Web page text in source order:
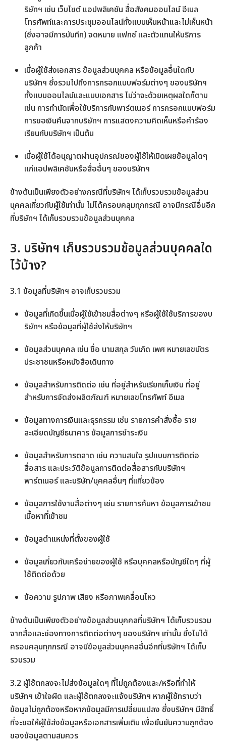
ริษัทฯ เช่น เว็บไซต์ แอปพลิเคชัน สื่อสังคมออนไลน์ อีเมล
โทรศัพท์และการประชุมออนไลน์ทั้งแบบเห็นหน้าและไม่เห็นหน้า
(ซึ่งอาจมีการบันทึก) จดหมาย แฟกซ์ และตัวแทนให้บริการ
ลูกค้า
เมื่อผู้ใช้ส่งเอกสาร ข้อมูลส่วนบุคคล หรือข้อมูลอื่นใดกับ
บริษัทฯ ซึ่งรวมไปถึงการกรอกแบบฟอร์มต่างๆ ของบริษัทฯ
ทั้งแบบออนไลน์และแบบเอกสาร ไม่ว่าจะด้วยเหตุผลใดก็ตาม
เช่น การทำนัดเพื่อใช้บริการกับพาร์ตเนอร์ การกรอกแบบฟอร์ม
การขอเงินคืนจากบริษัทฯ การแสดงความคิดเห็นหรือคำร้อง
เรียนกับบริษัทฯ เป็นต้น
เมื่อผู้ใช้ได้อนุญาตผ่านอุปกรณ์ของผู้ใช้ให้เปิดเผยข้อมูลใดๆ
แก่แอปพลิเคชันหรือสื่ออื่นๆ ของบริษัทฯ
ข้างต้นเป็นเพียงตัวอย่างกรณีที่บริษัทฯ ได้เก็บรวบรวมข้อมูลส่วน
บุคคลเกี่ยวกับผู้ใช้เท่านั้น ไม่ได้ครอบคลุมทุกกรณี อาจมีกรณีอื่นอีก
ที่บริษัทฯ ได้เก็บรวบรวมข้อมูลส่วนบุคคล
3. บริษัทฯ เก็บรวบรวมข้อมูลส่วนบุคคลใด
ไว้บ้าง?
3.1 ข้อมูลที่บริษัทฯ อาจเก็บรวบรวม
ข้อมูลที่เกิดขึ้นเมื่อผู้ใช้เข้าชมสื่อต่างๆ หรือผู้ใช้ใช้บริการของบ
ริษัทฯ หรือข้อมูลที่ผู้ใช้ส่งให้บริษัทฯ
ข้อมูลส่วนบุคคล เช่น ชื่อ นามสกุล วันเกิด เพศ หมายเลขบัตร
ประชาชนหรือหนังสือเดินทาง
ข้อมูลสำหรับการติดต่อ เช่น ที่อยู่สำหรับเรียกเก็บเงิน ที่อยู่
สำหรับการจัดส่งผลิตภัณฑ์ หมายเลขโทรศัพท์ อีเมล
ข้อมูลทางการเงินและธุรกรรม เช่น รายการคำสั่งซื้อ ราย
ละเอียดบัญชีธนาคาร ข้อมูลการชำระเงิน
ข้อมูลสำหรับการตลาด เช่น ความสนใจ รูปแบบการติดต่อ
สื่อสาร และประวัติข้อมูลการติดต่อสื่อสารกับบริษัทฯ
พาร์ตเนอร์ และบริษัท/บุคคลอื่นๆ ที่เเกี่ยวข้อง
ข้อมูลการใช้งานสื่อต่างๆ เช่น รายการค้นหา ข้อมูลการเข้าชม
เนื้อหาที่เข้าชม
ข้อมูลตำแหน่งที่ตั้งของผู้ใช้
ข้อมูลเกี่ยวกับเครือข่ายของผู้ใช้ หรือบุคคลหรือบัญชีใดๆ ที่ผู้
ใช้ติดต่อด้วย
ข้อความ รูปภาพ เสียง หรือภาพเคลื่อนไหว
ข้างต้นเป็นเพียงตัวอย่างข้อมูลส่วนบุคคลที่บริษัทฯ ได้เก็บรวบรวม
จากสื่อและช่องทางการติดต่อต่างๆ ของบริษัทฯ เท่านั้น ซึ่งไม่ได้
ครอบคลุมทุกกรณี อาจมีข้อมูลส่วนบุคคลอื่นอีกที่บริษัทฯ ได้เก็บ
รวบรวม
3.2 ผู้ใช้ตกลงจะไม่ส่งข้อมูลใดๆ ที่ไม่ถูกต้องและ/หรือที่ทำให้
บริษัทฯ เข้าใจผิด และผู้ใช้ตกลงจะแจ้งบริษัทฯ หากผู้ใช้ทราบว่า
ข้อมูลไม่ถูกต้องหรือหากข้อมูลมีการเปลี่ยนแปลง ซึ่งบริษัทฯ มีสิทธิ์
ที่จะขอให้ผู้ใช้ส่งข้อมูลหรือเอกสารเพิ่มเติม เพื่อยืนยันความถูกต้อง
ของข้อมูลตามสมควร